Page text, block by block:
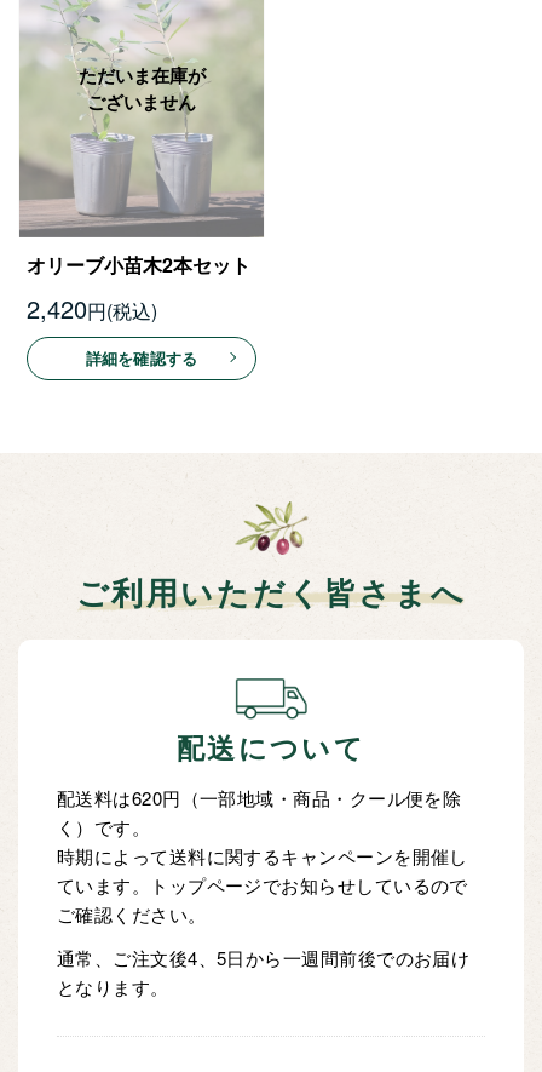
オリーブ小苗木2本セット
2,420円
詳細を確認する
ご利用いただく皆さまへ
配送について
配送料は620円（一部地域・商品・クール便を除
く）です。
時期によって送料に関するキャンペーンを開催し
ています。トップページでお知らせしているので
ご確認ください。
通常、ご注文後4、5日から一週間前後でのお届け
となります。